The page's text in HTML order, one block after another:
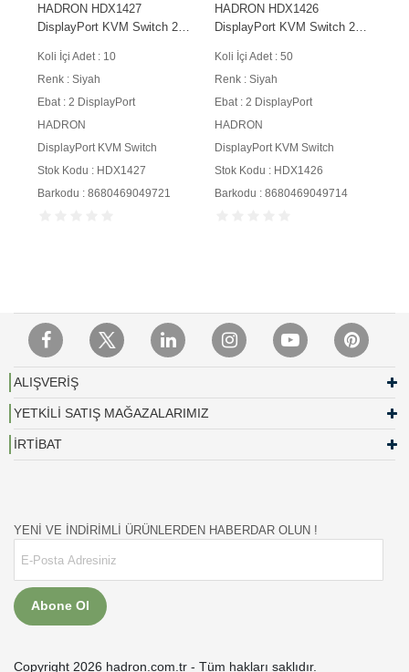
HADRON HDX1427
DisplayPort KVM Switch 2
Dahili Kablolu 2 DP Siyah
Koli İçi Adet : 10
Renk : Siyah
Ebat : 2 DisplayPort
HADRON
DisplayPort KVM Switch
Stok Kodu : HDX1427
Barkodu : 8680469049721
HADRON HDX1426
DisplayPort KVM Switch 2
DisplayPort Siyah
Koli İçi Adet : 50
Renk : Siyah
Ebat : 2 DisplayPort
HADRON
DisplayPort KVM Switch
Stok Kodu : HDX1426
Barkodu : 8680469049714
ALIŞVERİŞ
YETKİLİ SATIŞ MAĞAZALARIMIZ
İRTİBAT
YENİ VE İNDİRİMLİ ÜRÜNLERDEN HABERDAR OLUN !
Abone Ol
Copyright 2026 hadron.com.tr - Tüm hakları saklıdır.